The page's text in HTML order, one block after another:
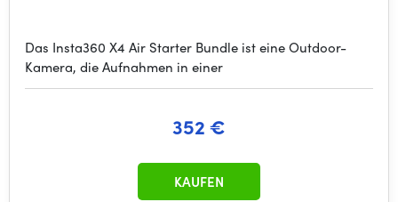
Das Insta360 X4 Air Starter Bundle ist eine Outdoor-
Kamera, die Aufnahmen in einer
352 €
KAUFEN